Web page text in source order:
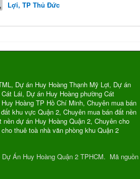
Lợi, TP Thủ Đức
Dự án Huy Hoàng Thạnh Mỹ Lợi, Dự án
Lái, Dự án Huy Hoàng phường Cát
Hoàng TP Hồ Chí Minh, Chuyên mua bán
khu vực Quận 2, Chuyên mua bán đất nền
dự án Huy Hoàng Quận 2, Chuyên cho
thuê toà nhà văn phòng khu Quận 2
Dự Án Huy Hoàng Quận 2 TPHCM. Mã nguồn